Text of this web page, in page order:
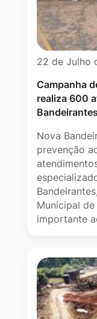
22 de Julho
Campanha
realiza 600
Bandeirantes
Nova
prevenção
Municipal
importante